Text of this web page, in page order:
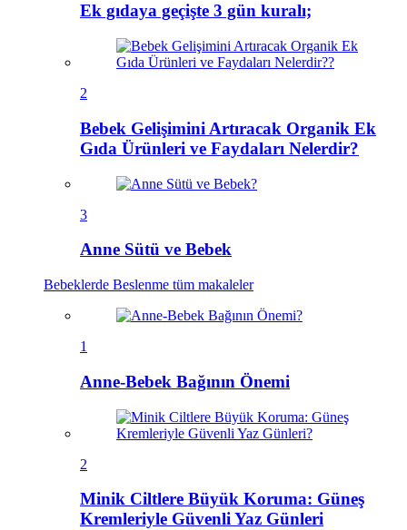
Ek gıdaya geçişte 3 gün kuralı;
2
Bebek Gelişimini Artıracak Organik Ek
Gıda Ürünleri ve Faydaları Nelerdir?
3
Anne Sütü ve Bebek
Bebeklerde Beslenme tüm makaleler
1
Anne-Bebek Bağının Önemi
2
Minik Ciltlere Büyük Koruma: Güneş
Kremleriyle Güvenli Yaz Günleri